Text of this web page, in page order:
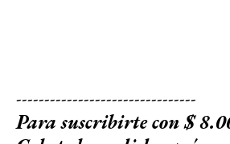
--------------------------------
Para suscribirte con $